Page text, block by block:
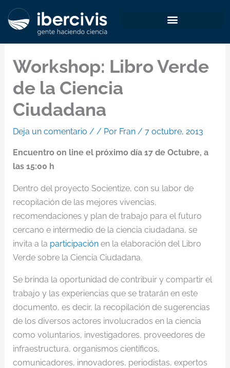
Workshop: Libro Verde
de la Ciencia
Ciudadana
Deja un comentario / / Por Fran / 7 octubre, 2013
Encuentro on line el próximo día 17 de Octubre, a
las 15:00 h
Dentro del proyecto Socientize, con su labor de
recopilación de las mejores vivencias,
recomendaciones y plan de trabajo para el futuro
cercano e intermedio de la ciencia ciudadana, se
invita a la participaciónen la elaboración del Libro
Verde sobre la Ciencia Ciudadana.
Se brinda la oportunidad de contribuir y compartir el
trabajo y las experiencias que se tratarán en este
documento, es decir, la recopilación de sugerencias
de los diversos actores involucrados en la ciencia
como voluntarios, investigadores, proveedores de
infraestructura, organismos científicos,
comunicadores, innovadores, periodistas, expertos